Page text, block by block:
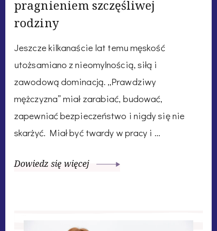
pragnieniem szczęśliwej
rodziny
Jeszcze kilkanaście lat temu męskość
utożsamiano z nieomylnością, siłą i
zawodową dominacją. „Prawdziwy
mężczyzna” miał zarabiać, budować,
zapewniać bezpieczeństwo i nigdy się nie
skarżyć. Miał być twardy w pracy i …
Dowiedz się więcej